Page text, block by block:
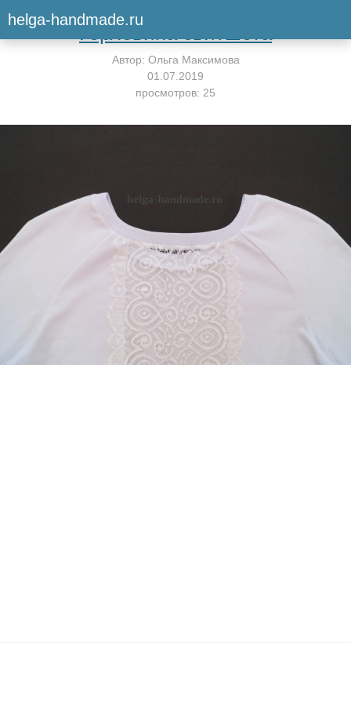
helga-handmade.ruВернуться к мастер-классу
Горловина свитшота
Автор: Ольга Максимова
01.07.2019
просмотров: 25